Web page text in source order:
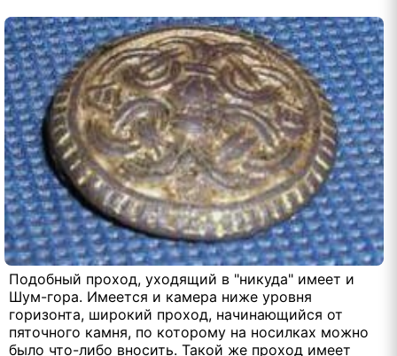
Подобный проход, уходящий в "никуда" имеет и
Шум-гора. Имеется и камера ниже уровня
горизонта, широкий проход, начинающийся от
пяточного камня, по которому на носилках можно
было что-либо вносить. Такой же проход имеет